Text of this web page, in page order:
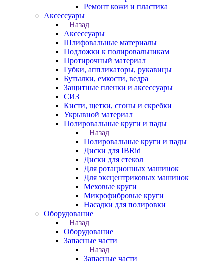
Ремонт кожи и пластика
Аксессуары
Назад
Аксессуары
Шлифовальные материалы
Подложки к полировальникам
Протирочный материал
Губки, аппликаторы, рукавицы
Бутылки, емкости, ведра
Защитные пленки и аксессуары
СИЗ
Кисти, щетки, сгоны и скребки
Укрывной материал
Полировальные круги и пады
Назад
Полировальные круги и пады
Диски для IBRid
Диски для стекол
Для ротационных машинок
Для эксцентриковых машинок
Меховые круги
Микрофибровые круги
Насадки для полировки
Оборудование
Назад
Оборудование
Запасные части
Назад
Запасные части